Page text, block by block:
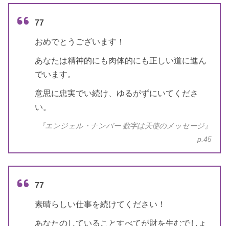
77
おめでとうございます！
あなたは精神的にも肉体的にも正しい道に進ん
でいます。
意思に忠実でい続け、ゆるがずにいてくださ
い。
『エンジェル・ナンバー 数字は天使のメッセージ』
p.45
77
素晴らしい仕事を続けてください！
あなたのしていることすべてが財を生むでしょ